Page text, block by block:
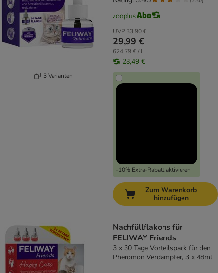
3 Varianten
UVP 33,90 €
29,99 €
624,79 € / l
28,49 €
-10% Extra-Rabatt aktivieren
Zum Warenkorb
hinzufügen
Nachfüllflakons für
FELIWAY Friends
3 x 30 Tage Vorteilspack für den
Pheromon Verdampfer, 3 x 48ml